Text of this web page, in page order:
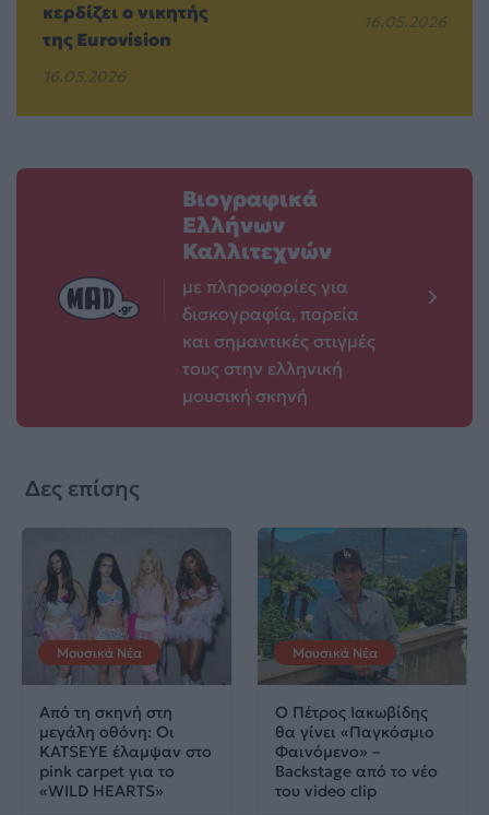
κερδίζει ο νικητής
της Eurovision
16.05.2026
16.05.2026
Βιογραφικά
Ελλήνων
Καλλιτεχνών
με πληροφορίες για
δισκογραφία, πορεία
και σημαντικές στιγμές
τους στην ελληνική
μουσική σκηνή
Δες επίσης
Μουσικά Νέα
Από τη σκηνή στη
μεγάλη οθόνη: Οι
KATSEYE έλαμψαν στο
pink carpet για το
«WILD HEARTS»
Μουσικά Νέα
Ο Πέτρος Ιακωβίδης
θα γίνει «Παγκόσμιο
Φαινόμενο» –
Backstage από το νέο
του video clip